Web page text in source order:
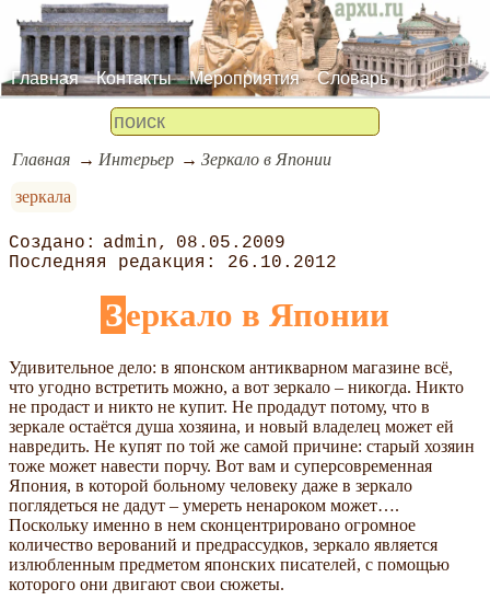
Главная Контакты Мероприятия Словарь
Главная Интерьер
Зеркало в Японии
зеркала
admin
08.05.2009
26.10.2012
Зеркало в Японии
Удивительное дело: в японском антикварном магазине всё,
что угодно встретить можно, а вот зеркало – никогда. Никто
не продаст и никто не купит. Не продадут потому, что в
зеркале остаётся душа хозяина, и новый владелец может ей
навредить. Не купят по той же самой причине: старый хозяин
тоже может навести порчу. Вот вам и суперсовременная
Япония, в которой больному человеку даже в зеркало
поглядеться не дадут – умереть ненароком может….
Поскольку именно в нем сконцентрировано огромное
количество верований и предрассудков, зеркало является
излюбленным предметом японских писателей, с помощью
которого они двигают свои сюжеты.